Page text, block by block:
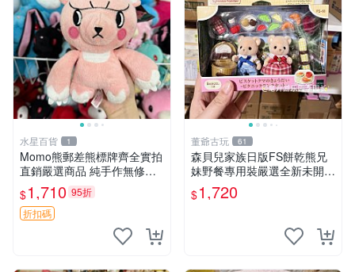
水星百貨 1
Momo熊郵差熊標牌齊全實拍
直銷嚴選商品 純手作無修圖
可收藏 郵差熊 Momo熊 標牌
商品
$1,710 95折
折扣碼
董爺古玩 61
森貝兒家族日版FS餅乾熊兄
妹野餐專用裝嚴選全新未開
封，包含兩組大童款紙盒裝，
適合收藏與分享。 餅乾熊兄
$1,720